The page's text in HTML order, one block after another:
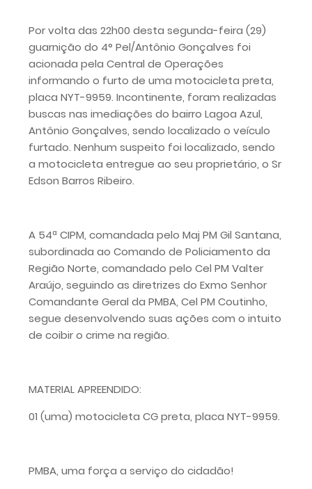
Por volta das 22h00 desta segunda-feira (29)
guarnição do 4° Pel/Antônio Gonçalves foi
acionada pela Central de Operações
informando o furto de uma motocicleta preta,
placa NYT-9959. Incontinente, foram realizadas
buscas nas imediações do bairro Lagoa Azul,
Antônio Gonçalves, sendo localizado o veículo
furtado. Nenhum suspeito foi localizado, sendo
a motocicleta entregue ao seu proprietário, o Sr
Edson Barros Ribeiro.
A 54ª CIPM, comandada pelo Maj PM Gil Santana,
subordinada ao Comando de Policiamento da
Região Norte, comandado pelo Cel PM Valter
Araújo, seguindo as diretrizes do Exmo Senhor
Comandante Geral da PMBA, Cel PM Coutinho,
segue desenvolvendo suas ações com o intuito
de coibir o crime na região.
MATERIAL APREENDIDO:
01 (uma) motocicleta CG preta, placa NYT-9959.
PMBA, uma força a serviço do cidadão!